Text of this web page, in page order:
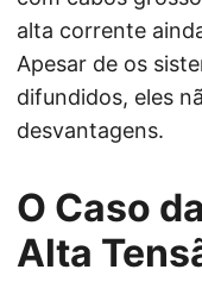
alta corrente
Apesar de os
difundidos, eles
desvantagens.
O Caso
Alta